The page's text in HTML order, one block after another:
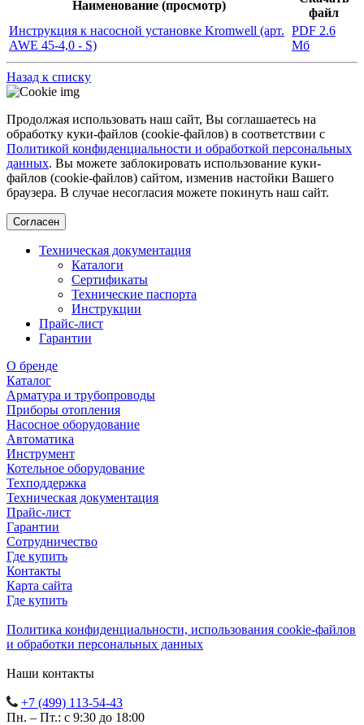
Наименование (просмотр)
файл
Инструкция к насосной установке Kromwell (арт.
AWE 45-4,0 - S)
PDF 2.6
Мб
Назад к списку
Продолжая использовать наш сайт, Вы соглашаетесь на
обработку куки-файлов (cookie-файлов) в соответствии с
Политикой конфиденциальности и обработкой персональных
данных. Вы можете заблокировать использование куки-
файлов (cookie-файлов) сайтом, изменив настойки Вашего
браузера. В случае несогласия можете покинуть наш сайт.
Согласен
Техническая документация
Каталоги
Сертификаты
Технические паспорта
Инструкции
Прайс-лист
Гарантии
О бренде
Каталог
Арматура и трубопроводы
Приборы отопления
Насосное оборудование
Автоматика
Инструмент
Котельное оборудование
Техподдержка
Техническая документация
Прайс-лист
Гарантии
Сотрудничество
Где купить
Контакты
Карта сайта
Где купить
Политика конфиденциальности, использования сookie-файлов
и обработки персональных данных
Наши контакты
+7 (499) 113-54-43
Пн. – Пт.: с 9:30 до 18:00